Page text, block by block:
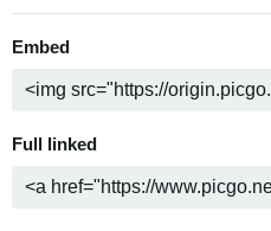
Embed
Full linked